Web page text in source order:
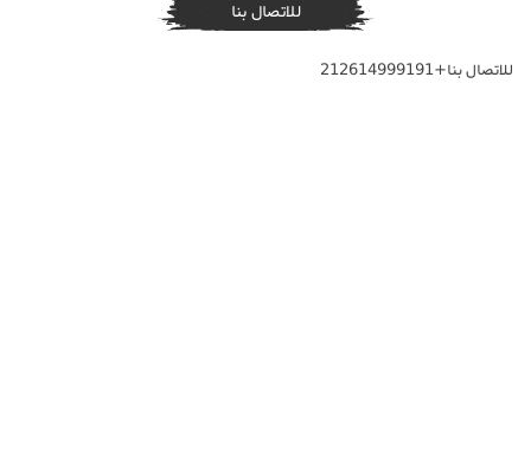
للاتصال بنا
للاتصال بنا+212614999191